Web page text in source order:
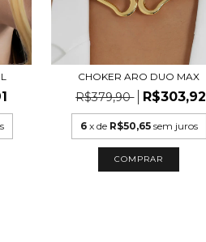
CHOKER ARO DUO MAX
R$379,90 R$303,92
6 x de R$50,65 sem juros
COMPRAR